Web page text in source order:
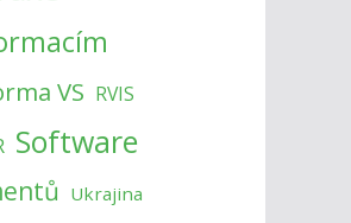
VS RVIS
Software
Ukrajina